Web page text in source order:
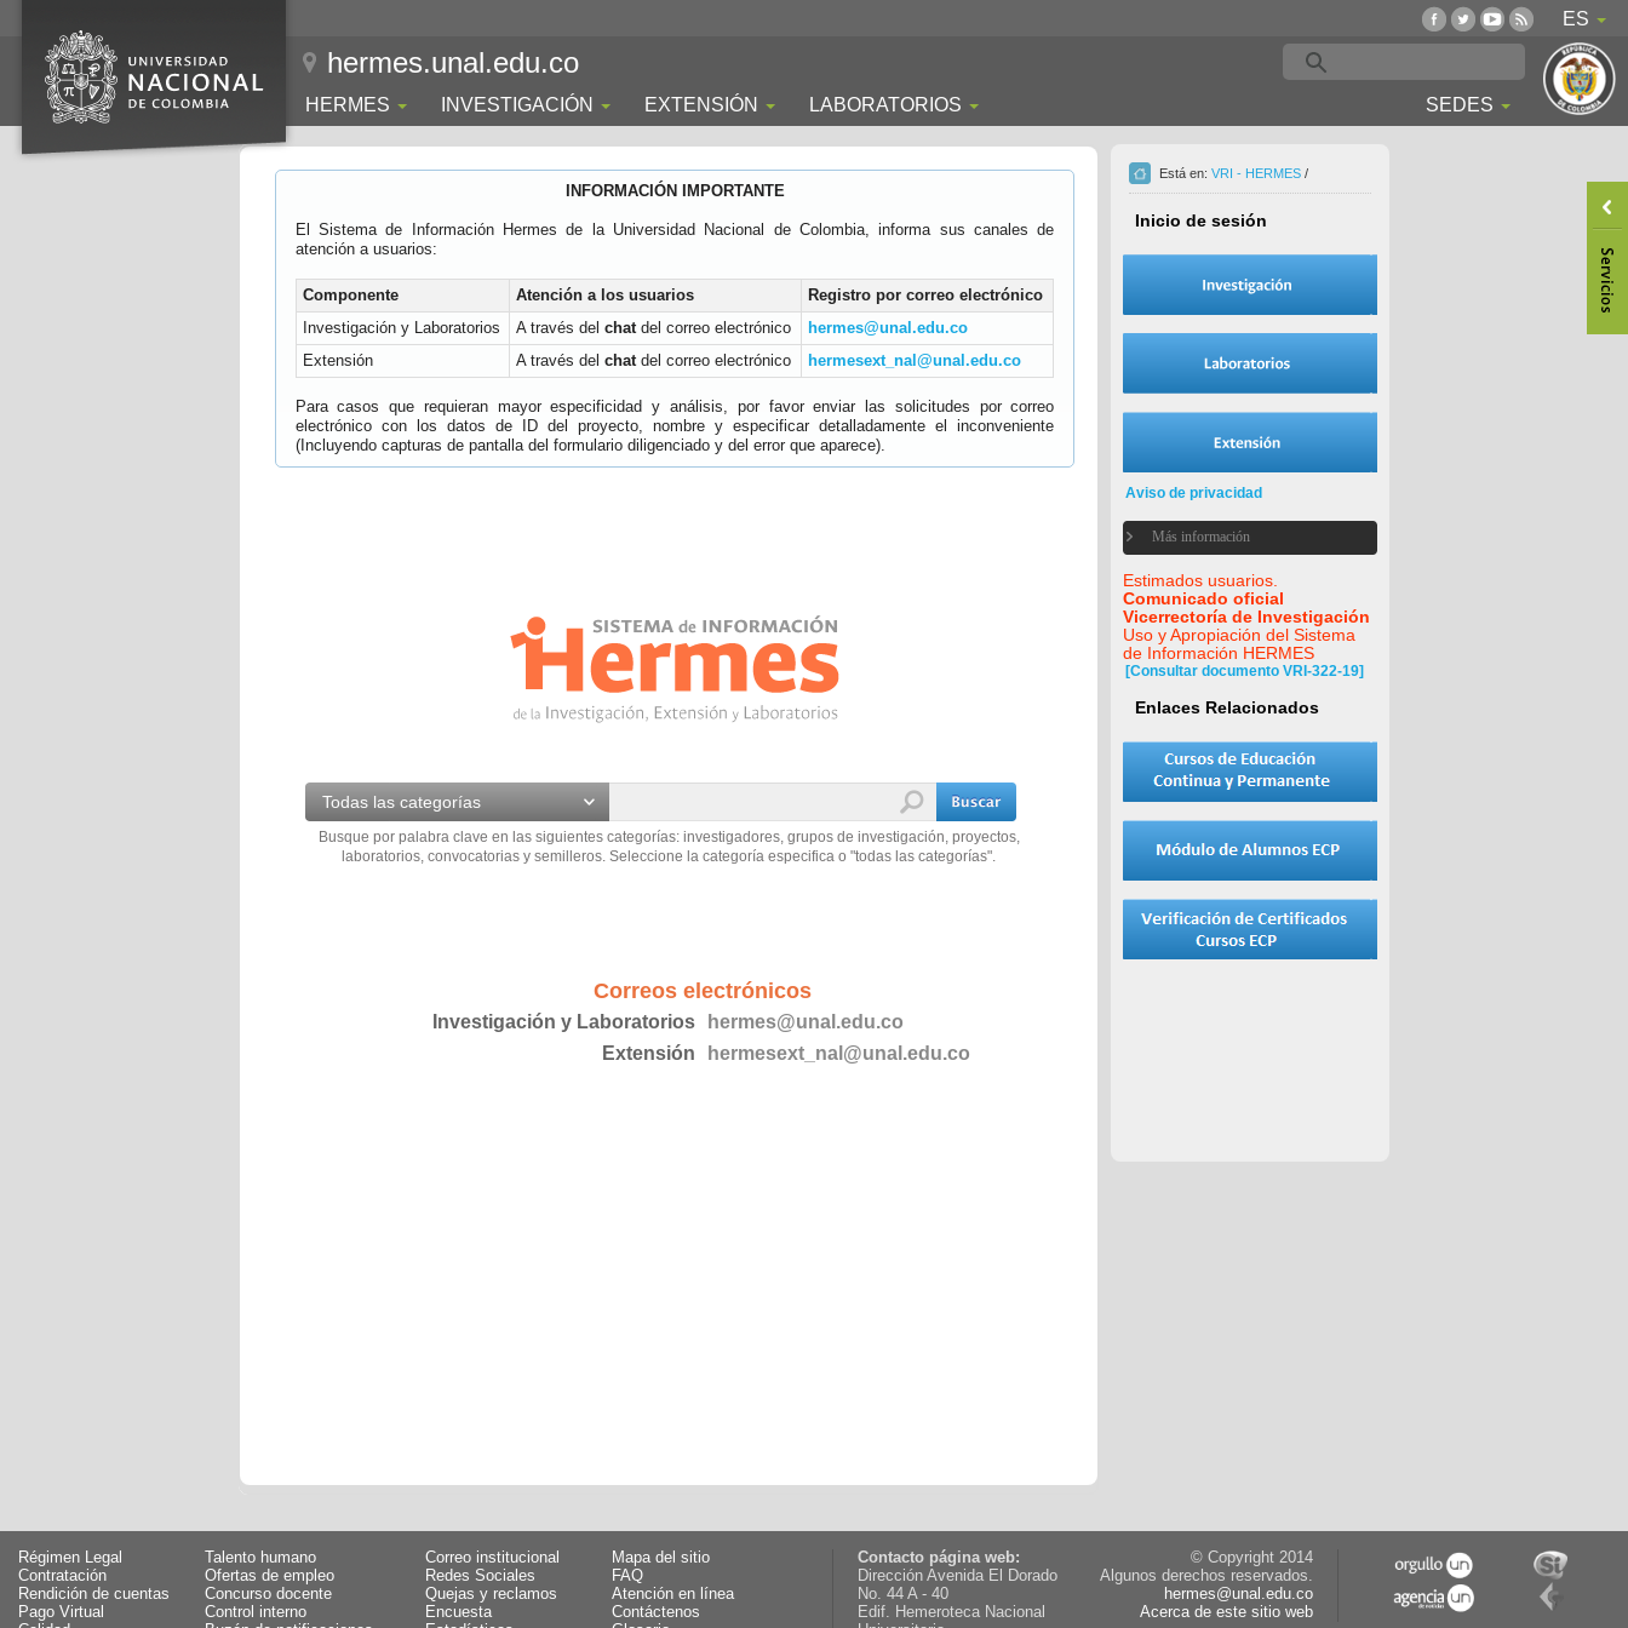
ES
hermes.unal.edu.co
HERMES INVESTIGACIÓN EXTENSIÓN LABORATORIOS SEDES
INFORMACIÓN IMPORTANTE
El Sistema de Información Hermes de la Universidad Nacional de Colombia, informa sus canales de
atención a usuarios:
Componente Atención a los usuarios
Registro por correo electrónico
Investigación y Laboratorios
A través del chatdel correo electrónico
hermes@unal.edu.co
Extensión
A través del chatdel correo electrónico hermesext_nal@unal.edu.co
Para casos que requieran mayor especificidad y análisis, por favor enviar las solicitudes por correo
electrónico con los datos de ID del proyecto, nombre y especificar detalladamente el inconveniente
(Incluyendo capturas de pantalla del formulario diligenciado y del error que aparece).
Todas las categorías
Busque por palabra clave en las siguientes categorías: investigadores, grupos de investigación, proyectos,
laboratorios, convocatorias y semilleros. Seleccione la categoría especifica o "todas las categorías".
Correos electrónicos
Investigación y Laboratorios
hermes@unal.edu.co
Extensión
hermesext_nal@unal.edu.co
Está en: VRI - HERMES /
Inicio de sesión
Aviso de privacidad
Más información
Estimados usuarios.
Comunicado oficial
Vicerrectoría de Investigación
Uso y Apropiación del Sistema
de Información HERMES
[Consultar documento VRI-322-19]
Enlaces Relacionados
Régimen Legal
Talento humano
Contratación
Ofertas de empleo
Rendición de cuentas
Concurso docente
Pago Virtual
Control interno
Correo institucional
Mapa del sitio
Redes Sociales
FAQ
Quejas y reclamos
Atención en línea
Encuesta
Contáctenos
Contacto página web:
Dirección Avenida El Dorado
No. 44 A - 40
Edif. Hemeroteca Nacional
© Copyright 2014
Algunos derechos reservados.
hermes@unal.edu.co
Acerca de este sitio web